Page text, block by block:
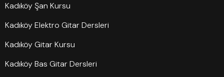
Kadıköy Şan Kursu
Kadıköy Elektro Gitar Dersleri
Kadıköy Gitar Kursu
Kadıköy Bas Gitar Dersleri